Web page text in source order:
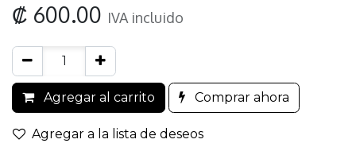
₡ 600.00 IVA incluido
Agregar al carrito Comprar ahora
Agregar a la lista de deseos